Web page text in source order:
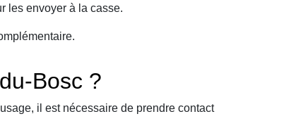
les envoyer à la casse.
Bosc ?
il est nécessaire de prendre contact